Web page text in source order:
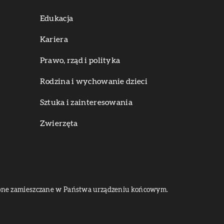
Edukacja
Kariera
Prawo, rząd i polityka
Rodzina i wychowanie dzieci
Sztuka i zainteresowania
Zwierzęta
zamieszczane w Państwa urządzeniu końcowym.